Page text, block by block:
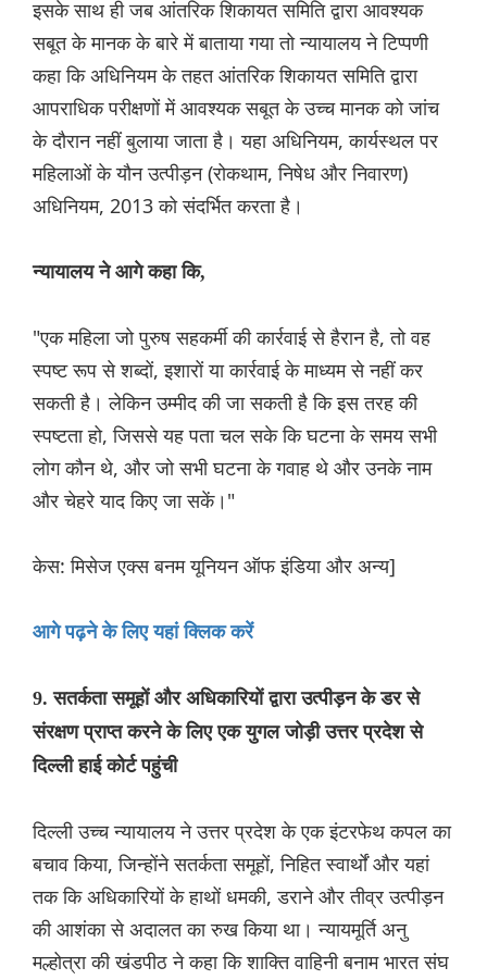
इसके साथ ही जब आंतरिक शिकायत समिति द्वारा आवश्यक
सबूत के मानक के बारे में बाताया गया तो न्यायालय ने टिप्पणी
कहा कि अधिनियम के तहत आंतरिक शिकायत समिति द्वारा
आपराधिक परीक्षणों में आवश्यक सबूत के उच्च मानक को जांच
के दौरान नहीं बुलाया जाता है। यहा अधिनियम, कार्यस्थल पर
महिलाओं के यौन उत्पीड़न (रोकथाम, निषेध और निवारण)
अधिनियम, 2013 को संदर्भित करता है।
न्यायालय ने आगे कहा कि,
"एक महिला जो पुरुष सहकर्मी की कार्रवाई से हैरान है, तो वह
स्पष्ट रूप से शब्दों, इशारों या कार्रवाई के माध्यम से नहीं कर
सकती है। लेकिन उम्मीद की जा सकती है कि इस तरह की
स्पष्टता हो, जिससे यह पता चल सके कि घटना के समय सभी
लोग कौन थे, और जो सभी घटना के गवाह थे और उनके नाम
और चेहरे याद किए जा सकें।"
केस: मिसेज एक्स बनम यूनियन ऑफ इंडिया और अन्य]
आगे पढ़ने के लिए यहां क्लिक करें
9. सतर्कता समूहों और अधिकारियों द्वारा उत्पीड़न के डर से
संरक्षण प्राप्त करने के लिए एक युगल जोड़ी उत्तर प्रदेश से
दिल्ली हाई कोर्ट पहुंची
दिल्ली उच्च न्यायालय ने उत्तर प्रदेश के एक इंटरफेथ कपल का
बचाव किया, जिन्होंने सतर्कता समूहों, निहित स्वार्थों और यहां
तक कि अधिकारियों के हाथों धमकी, डराने और तीव्र उत्पीड़न
की आशंका से अदालत का रुख किया था। न्यायमूर्ति अनु
मल्होत्रा की खंडपीठ ने कहा कि शाक्ति वाहिनी बनाम भारत संघ